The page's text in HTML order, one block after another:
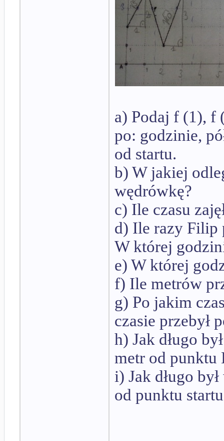
a) Podaj f (1), f
po: godzinie,
od startu.
b) W jakiej
wędrówkę?
c) Ile czasu
d) Ile razy Filip
W której
e) W której
f) Ile metrów
g) Po jakim
czasie przebył
h) Jak długo
metr od punktu
i) Jak długo
od punktu